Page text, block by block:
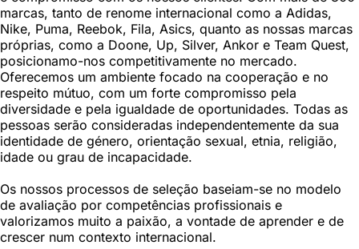
marcas, tanto de renome internacional como a Adidas,
Nike, Puma, Reebok, Fila, Asics, quanto as nossas marcas
próprias, como a Doone, Up, Silver, Ankor e Team Quest,
posicionamo-nos competitivamente no mercado.
Oferecemos um ambiente focado na cooperação e no
respeito mútuo, com um forte compromisso pela
diversidade e pela igualdade de oportunidades. Todas as
pessoas serão consideradas independentemente da sua
identidade de género, orientação sexual, etnia, religião,
idade ou grau de incapacidade.
Os nossos processos de seleção baseiam-se no modelo
de avaliação por competências profissionais e
valorizamos muito a paixão, a vontade de aprender e de
crescer num contexto internacional.